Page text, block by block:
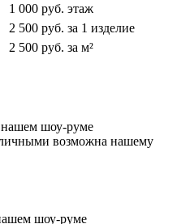
1 000 руб. этаж
2 500 руб. за 1 изделие
2 500 руб. за м²
шоу-руме
возможна нашему
шоу-руме